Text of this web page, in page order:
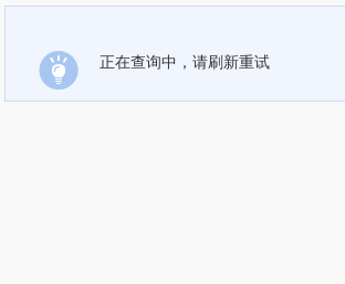
正在查询中，请刷新重试